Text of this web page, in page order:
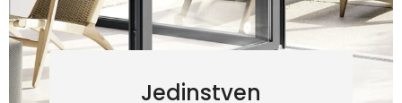
Jedinstven